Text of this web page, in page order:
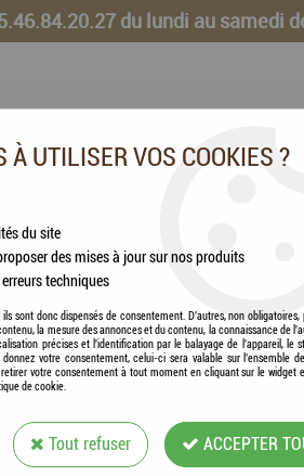
du lundi au samedi
ANIMAUX DE LA FERME
FRANCODEX® -
Soyez le premier à donner votre avis !
UTILISER VOS COOKIES ?
du site
des mises à jour sur nos produits
techniques
sont donc dispensés de consentement. D'autres, non obligatoires,
la mesure des annonces et du contenu, la connaissance de
précises et l'identification par le balayage de l'appareil, le
votre consentement, celui-ci sera valable sur l’ensemble
votre consentement à tout moment en cliquant sur le widget
de cookie.
Tout refuser ACCEPTER